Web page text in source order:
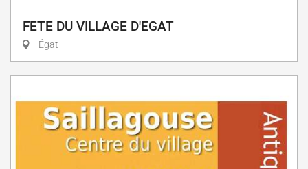
FETE DU VILLAGE D'EGAT
Égat